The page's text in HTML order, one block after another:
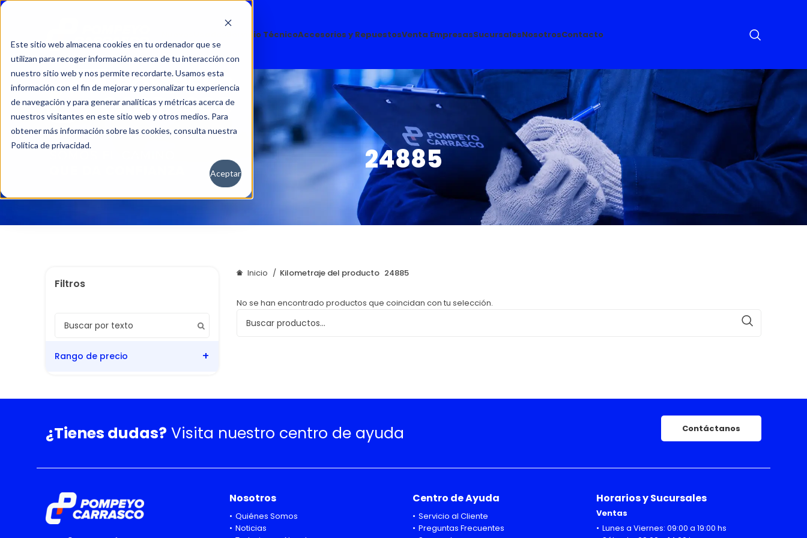
Este sitio web almacena cookies en tu ordenador que se
utilizan para recoger información acerca de tu interacción con
nuestro sitio web y nos permite recordarte. Usamos esta
información con el fin de mejorar y personalizar tu experiencia
de navegación y para generar analíticas y métricas acerca de
nuestros visitantes en este sitio web y otros medios. Para
obtener más información sobre las cookies, consulta nuestra
Política de privacidad.
Aceptar
Servicio TécnicoAccesorios y RepuestosVenta EmpresasSucursalesNosotrosContacto
24885
Rango de precio
Inicio Kilometraje del producto 24885
No se han encontrado productos que coincidan con tu selección.
¿Tienes dudas? Visita nuestro centro de ayuda Contáctanos
Nosotros
Quiénes Somos
Noticias
Centro de Ayuda
Servicio al Cliente
Preguntas Frecuentes
Horarios y Sucursales
Ventas
Lunes a Viernes: 09:00 a 19:00 hs